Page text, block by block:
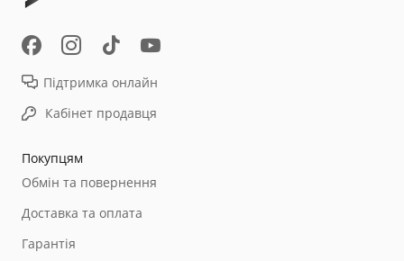
Покупцям
Обмін та повернення
Доставка та оплата
Гарантія
Підтримка онлайн
Кабінет продавця